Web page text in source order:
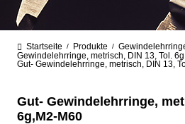
Startseite / Produkte /
Gewindelehrringe, metrisch, DIN 13, Tol.
Gut- Gewindelehrringe, metrisch, DIN 13,
Gut- Gewindelehrringe,
6g,M2-M60